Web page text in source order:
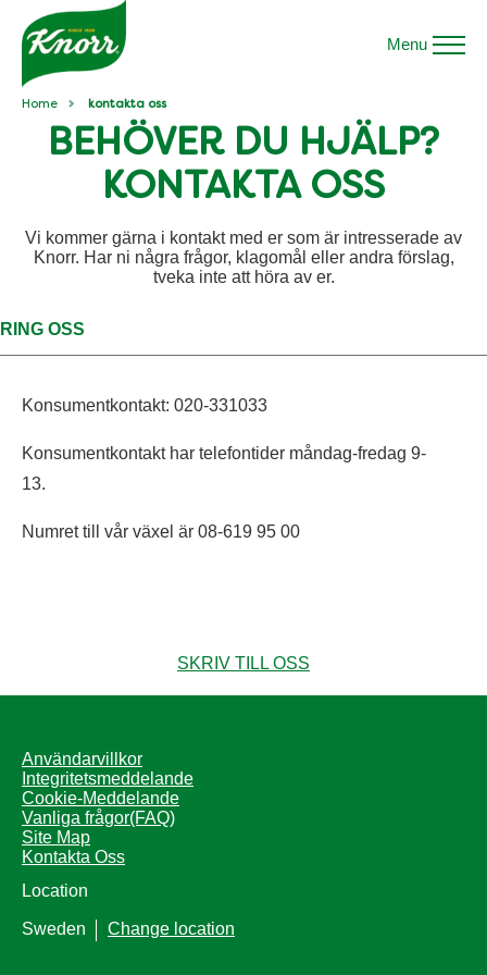
Menu
Home kontakta oss
BEHÖVER DU HJÄLP?
KONTAKTA OSS
Vi kommer gärna i kontakt med er som är intresserade av
Knorr. Har ni några frågor, klagomål eller andra förslag,
tveka inte att höra av er.
RING OSS
Konsumentkontakt: 020-331033
Konsumentkontakt har telefontider måndag-fredag 9-
13.
Numret till vår växel är 08-619 95 00
SKRIV TILL OSS
Användarvillkor
Integritetsmeddelande
Cookie-Meddelande
Vanliga frågor(FAQ)
Site Map
Kontakta Oss
Location
Sweden Change location